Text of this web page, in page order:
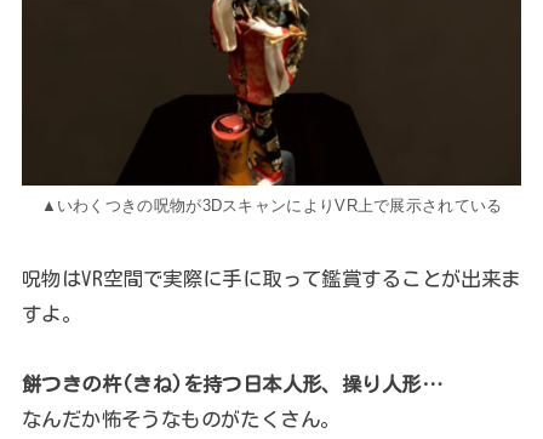
▲いわくつきの呪物が3DスキャンによりVR上で展示されている
呪物はVR空間で実際に手に取って鑑賞することが出来ま
すよ。
餅つきの杵(きね)を持つ日本人形、操り人形…
なんだか怖そうなものがたくさん。